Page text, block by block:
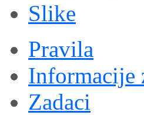
Slike
Pravila
Informacije
Zadaci